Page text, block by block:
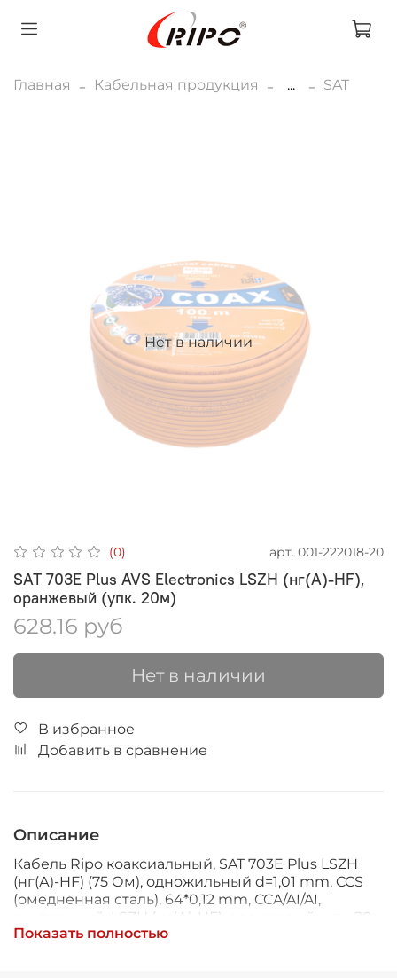
Главная Кабельная продукция ... SAT
Нет в наличии
(0) арт. 001-222018-20
SAT 703E Plus AVS Electronics LSZH (нг(А)-HF),
оранжевый (упк. 20м)
628.16 руб
Нет в наличии
В избранное
Добавить в сравнение
Описание
Кабель Ripo коаксиальный, SAT 703E Plus LSZH
(нг(А)-HF) (75 Ом), одножильный d=1,01 mm, CCS
(омедненная сталь), 64*0,12 mm, CCA/AI/AI,
внутренний, LSZH (нг(А)-HF), оранжевый , упк 20м
Показать полностью